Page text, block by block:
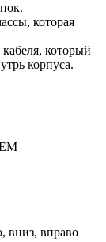
которая
который
корпуса.
вниз, вправо